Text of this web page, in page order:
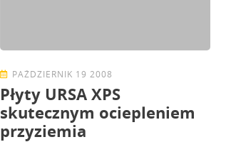
PAŹDZIERNIK 19 2008
Płyty URSA XPS
skutecznym ociepleniem
przyziemia